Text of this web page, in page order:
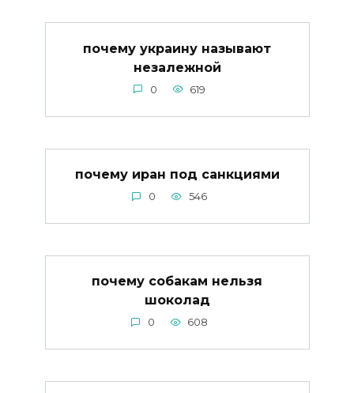
почему украину называют
незалежной
0 619
почему иран под санкциями
0 546
почему собакам нельзя
шоколад
0 608